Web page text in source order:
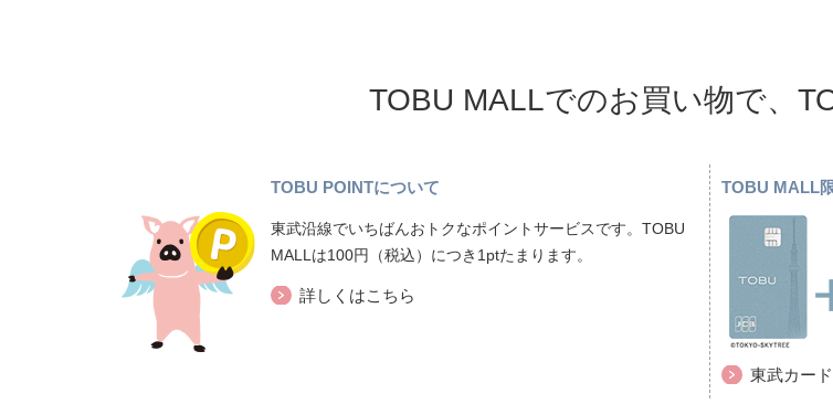
TOBU MALLでのお買い物で、
TOBU POINTについて
東武沿線でいちばんおトクなポイントサービスです。TOBU
MALLは100円（税込）につき1ptたまります。
詳しくはこちら
TOBU MALL
東武カー